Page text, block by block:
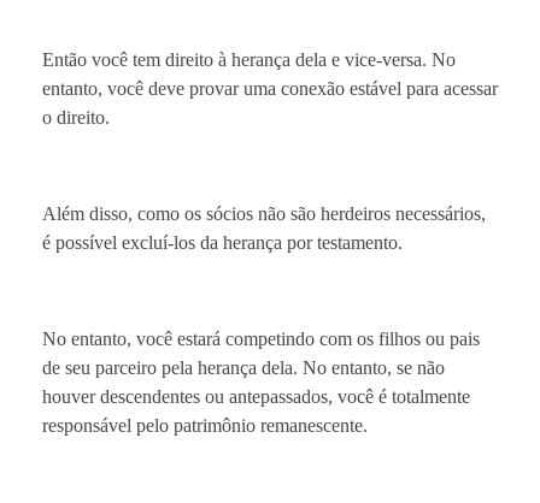
Então você tem direito à herança dela e vice-versa. No
entanto, você deve provar uma conexão estável para acessar
o direito.
Além disso, como os sócios não são herdeiros necessários,
é possível excluí-los da herança por testamento.
No entanto, você estará competindo com os filhos ou pais
de seu parceiro pela herança dela. No entanto, se não
houver descendentes ou antepassados, você é totalmente
responsável pelo patrimônio remanescente.